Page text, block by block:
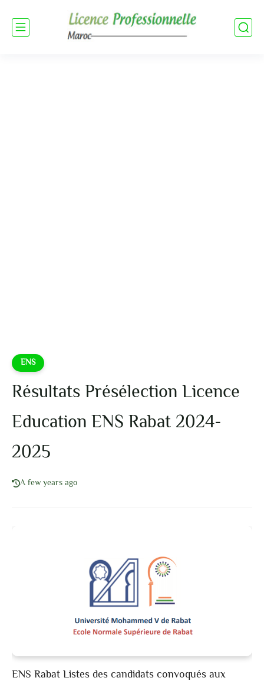
ENS
Résultats Présélection Licence
Education ENS Rabat 2024-
2025
A few years ago
ENS Rabat Listes des candidats convoqués aux